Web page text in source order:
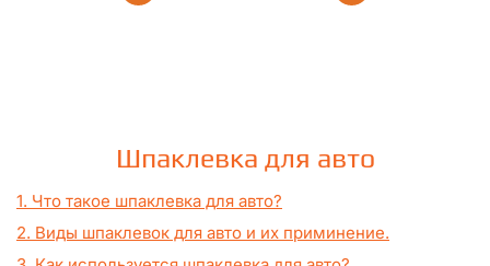
Шпаклевка для авто
1. Что такое шпаклевка для авто?
2. Виды шпаклевок для авто и их приминение.